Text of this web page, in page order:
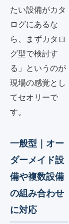
たい設備がカタ
ログにあるな
ら、まずカタロ
グ型で検討す
る」というのが
現場の感覚とし
てセオリーで
す。
一般型｜オー
ダーメイド設
備や複数設備
の組み合わせ
に対応